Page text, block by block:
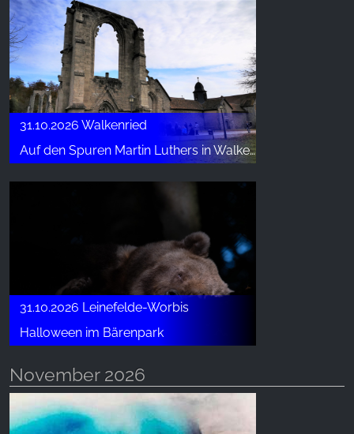
31.10.2026 Walkenried
Auf den Spuren Martin Luthers in Walkenried – Führung zum Reformationstag
31.10.2026 Leinefelde-Worbis
Halloween im Bärenpark
November 2026